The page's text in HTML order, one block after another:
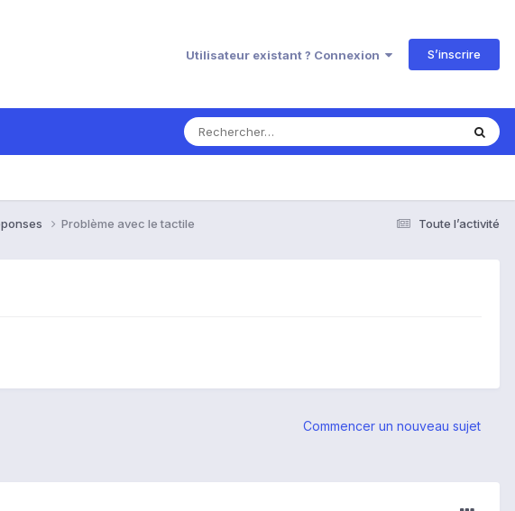
Utilisateur existant ? Connexion S’inscrire
Toute l’activité
Problème avec le tactile
Commencer un nouveau sujet